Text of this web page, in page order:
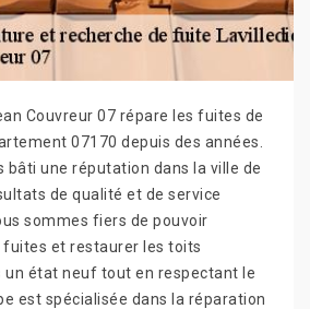
Couvreur 07 répare les fuites de
07170 depuis des années.
bâti une réputation dans la ville de
de qualité et de service
sommes fiers de pouvoir
et restaurer les toits
un état neuf tout en respectant le
est spécialisée dans la réparation